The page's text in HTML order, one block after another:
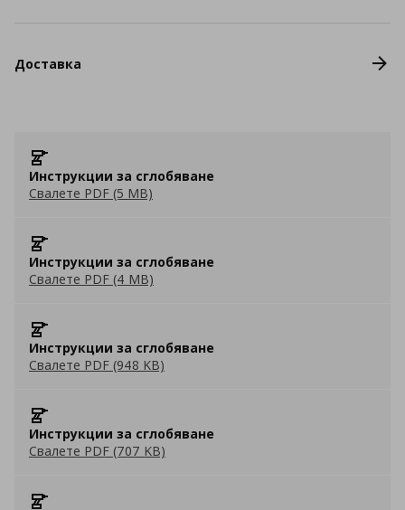
Доставка
Инструкции за сглобяване
Свалете PDF (5 MB)
Инструкции за сглобяване
Свалете PDF (4 MB)
Инструкции за сглобяване
Свалете PDF (948 KB)
Инструкции за сглобяване
Свалете PDF (707 KB)